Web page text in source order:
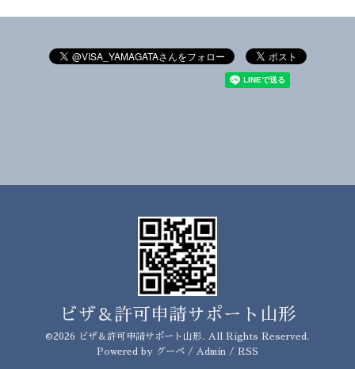
ビザ＆許可申請サポート山形
©2026 ビザ＆許可申請サポート山形. All Rights Reserved.
Powered by グーペ / Admin / RSS